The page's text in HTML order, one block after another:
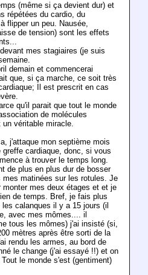
(même si ça devient dur) et
répétées du cardio, du
flipper un peu. Nausée,
de tension) sont les effets
mes stagiaires (je suis
demain et commencerai
que, si ça marche, ce soit très
Il est prescrit en cas
qu'il parait que tout le monde
de molécules
véritable miracle.
j'attaque mon septième mois
cardiaque, donc, si vous
à trouver le temps long.
de plus en plus dur de bosser
matinées sur les rotules. Je
mes deux étages et et je
de temps. Bref, je fais plus
calanques il y a 15 jours (il
avec mes mômes.... il
tous les mômes) j'ai insisté (si,
mètres après être sorti de la
rendu les armes, au bord de
le change (j'ai essayé !!) et on
le monde s'est (gentiment)